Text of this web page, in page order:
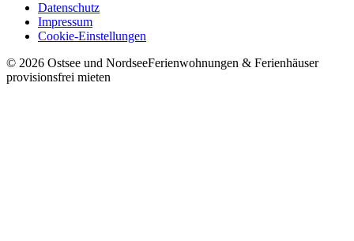
Datenschutz
Impressum
Cookie-Einstellungen
© 2026 Ostsee und NordseeFerienwohnungen & Ferienhäuser
provisionsfrei mieten